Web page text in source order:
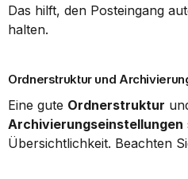
Das hilft, den Posteingang
halten.
Ordnerstruktur und
Eine gute Ordnerstruktur
Archivierungseinstellungen
Übersichtlichkeit. Beachten